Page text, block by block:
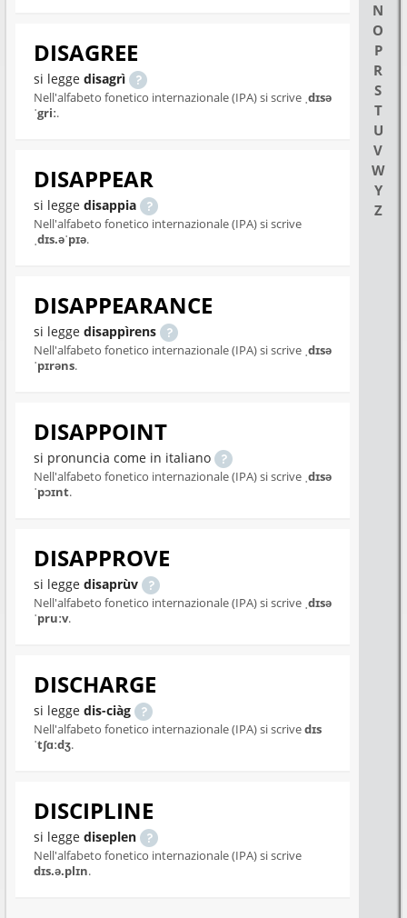
N
O
P
R
S
T
U
V
W
Y
Z
DISAGREE
si legge disagrì
Nell'alfabeto fonetico internazionale (IPA) si scrive ˌdɪsə
ˈgriː.
DISAPPEAR
si legge disappia
Nell'alfabeto fonetico internazionale (IPA) si scrive
ˌdɪs.əˈpɪə.
DISAPPEARANCE
si legge disappìrens
Nell'alfabeto fonetico internazionale (IPA) si scrive ˌdɪsə
ˈpɪrəns.
DISAPPOINT
si pronuncia come in italiano
Nell'alfabeto fonetico internazionale (IPA) si scrive ˌdɪsə
ˈpɔɪnt.
DISAPPROVE
si legge disaprùv
Nell'alfabeto fonetico internazionale (IPA) si scrive ˌdɪsə
ˈpruːv.
DISCHARGE
si legge dis-ciàg
Nell'alfabeto fonetico internazionale (IPA) si scrivedɪs
ˈtʃɑːdʒ.
DISCIPLINE
si legge diseplen
Nell'alfabeto fonetico internazionale (IPA) si scrive
dɪs.ə.plɪn.